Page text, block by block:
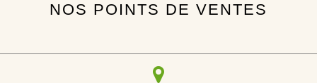
NOS POINTS DE VENTES